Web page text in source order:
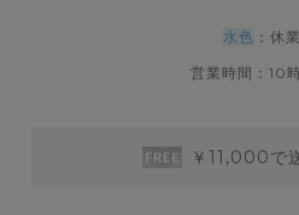
水色 ：休
営業時間：10
￥11,000で